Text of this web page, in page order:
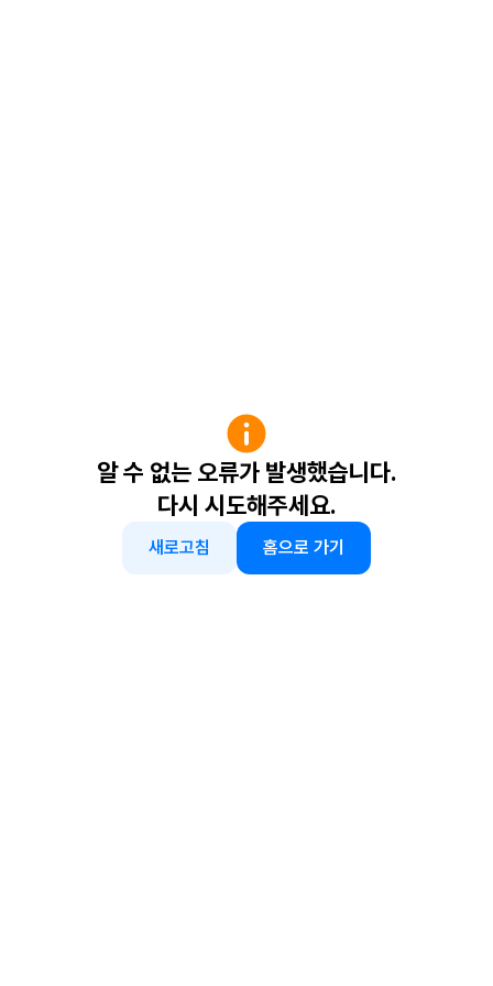
알 수 없는 오류가 발생했습니다.
다시 시도해주세요.
새로고침 홈으로 가기